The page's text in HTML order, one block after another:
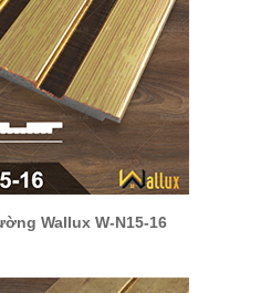
Wallux W-N15-16